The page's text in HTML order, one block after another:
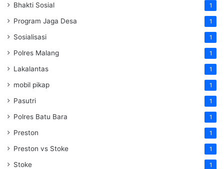
Bhakti Sosial 1
Program Jaga Desa 1
Sosialisasi 1
Polres Malang 1
Lakalantas 1
mobil pikap 1
Pasutri 1
Polres Batu Bara 1
Preston 1
Preston vs Stoke 1
Stoke 1